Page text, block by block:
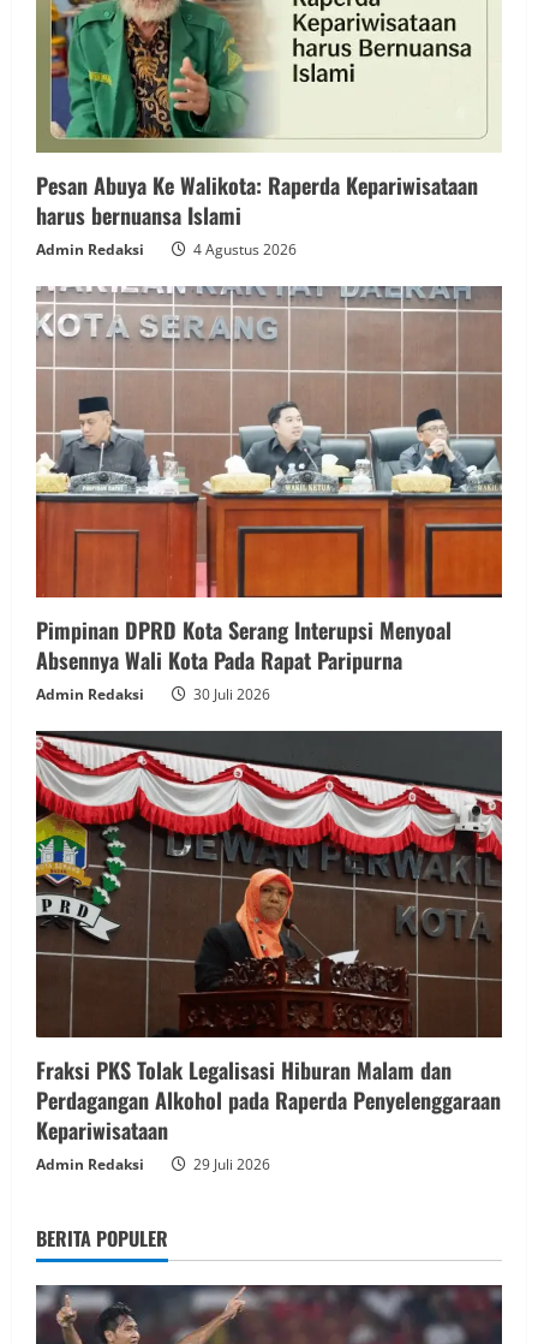
Pesan Abuya Ke Walikota: Raperda Kepariwisataan
harus bernuansa Islami
Admin Redaksi 4 Agustus 2026
Pimpinan DPRD Kota Serang Interupsi Menyoal
Absennya Wali Kota Pada Rapat Paripurna
Admin Redaksi 30 Juli 2026
Fraksi PKS Tolak Legalisasi Hiburan Malam dan
Perdagangan Alkohol pada Raperda Penyelenggaraan
Kepariwisataan
Admin Redaksi 29 Juli 2026
BERITA POPULER